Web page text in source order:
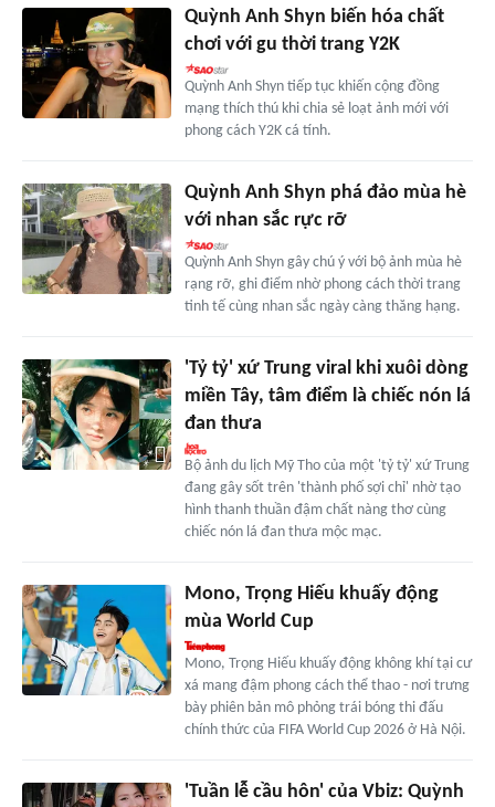
Quỳnh Anh Shyn biến hóa chất
chơi với gu thời trang Y2K
Quỳnh Anh Shyn tiếp tục khiến cộng đồng
mạng thích thú khi chia sẻ loạt ảnh mới với
phong cách Y2K cá tính.
Quỳnh Anh Shyn phá đảo mùa hè
với nhan sắc rực rỡ
Quỳnh Anh Shyn gây chú ý với bộ ảnh mùa hè
rạng rỡ, ghi điểm nhờ phong cách thời trang
tinh tế cùng nhan sắc ngày càng thăng hạng.
'Tỷ tỷ' xứ Trung viral khi xuôi dòng
miền Tây, tâm điểm là chiếc nón lá
đan thưa
Bộ ảnh du lịch Mỹ Tho của một 'tỷ tỷ' xứ Trung
đang gây sốt trên 'thành phố sợi chỉ' nhờ tạo
hình thanh thuần đậm chất nàng thơ cùng
chiếc nón lá đan thưa mộc mạc.
Mono, Trọng Hiếu khuấy động
mùa World Cup
Mono, Trọng Hiếu khuấy động không khí tại cư
xá mang đậm phong cách thể thao - nơi trưng
bày phiên bản mô phỏng trái bóng thi đấu
chính thức của FIFA World Cup 2026 ở Hà Nội.
'Tuần lễ cầu hôn' của Vbiz: Quỳnh